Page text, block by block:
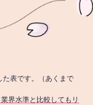
た表です。（あくまで
界水準と比較してもリ